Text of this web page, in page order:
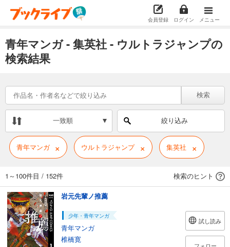
会員登録 ログイン メニュー
青年マンガ - 集英社 - ウルトラジャンプの
検索結果
検索
一致順 絞り込み
青年マンガ × ウルトラジャンプ × 集英社 ×
1～100件目 / 152件 検索のヒント
岩元先輩ノ推薦
少年・青年マンガ
青年マンガ
椎橋寛
試し読み